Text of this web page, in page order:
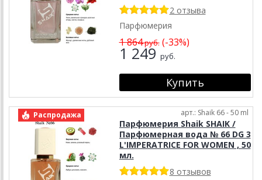
2 отзыва
Парфюмерия
1 864руб.(-33%)
1 249 руб.
Распродажа арт.: Shaik 66 - 50 ml
Парфюмерия Shaik SHAIK /
Парфюмерная вода № 66 DG 3
L'IMPERATRICE FOR WOMEN , 50
мл.
8 отзывов